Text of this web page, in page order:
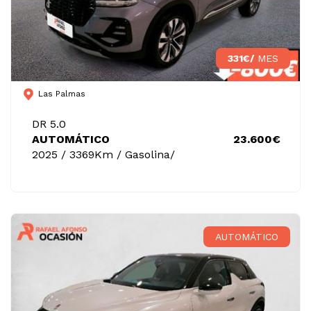
331€/ MES
Las Palmas
DR 5.0
AUTOMÁTICO
2025 / 3369Km / Gasolina/
23.600€
AUTOMÁTICO